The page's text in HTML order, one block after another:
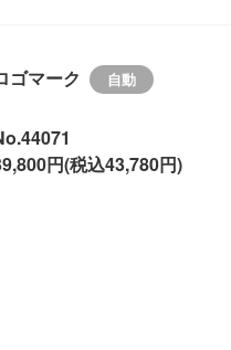
ゴマーク
円(税込43,780円)